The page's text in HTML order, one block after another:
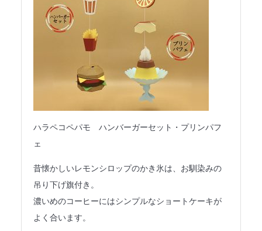
ハラペコペパモ ハンバーガーセット・プリンパフ
ェ
昔懐かしいレモンシロップのかき氷は、お馴染みの
吊り下げ旗付き。
濃いめのコーヒーにはシンプルなショートケーキが
よく合います。